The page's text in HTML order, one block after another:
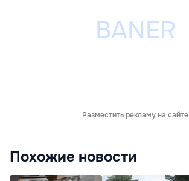
Разместить рекламу на сайте
Похожие новости